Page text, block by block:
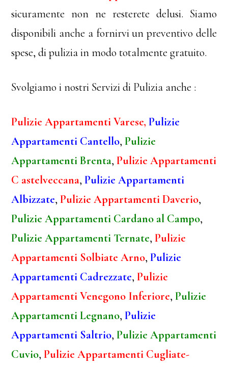
sicuramente non ne resterete delusi. Siamo
disponibili anche a fornirvi un preventivo delle
spese, di pulizia in modo totalmente gratuito.
Svolgiamo i nostri Servizi di Pulizia anche :
Pulizie Appartamenti Varese,Pulizie
Appartamenti Cantello,Pulizie
Appartamenti Brenta,Pulizie Appartamenti
C astelveccana,Pulizie Appartamenti
Albizzate,Pulizie Appartamenti Daverio,
Pulizie Appartamenti Cardano al Campo,
Pulizie Appartamenti Ternate,Pulizie
Appartamenti Solbiate Arno,Pulizie
Appartamenti Cadrezzate,Pulizie
Appartamenti Venegono Inferiore,Pulizie
Appartamenti Legnano,Pulizie
Appartamenti Saltrio,Pulizie Appartamenti
Cuvio,Pulizie Appartamenti Cugliate-